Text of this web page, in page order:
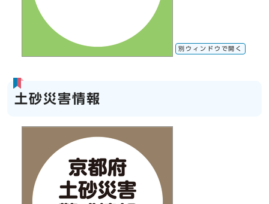
別ウィンドウで開く
土砂災害情報